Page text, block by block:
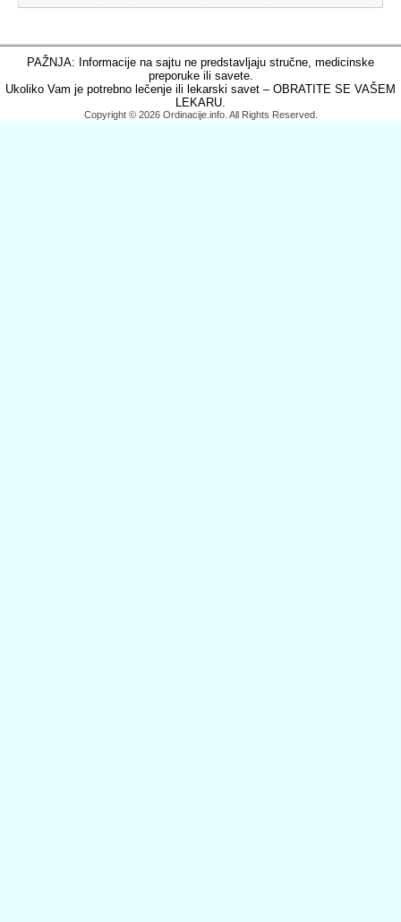
PAŽNJA: Informacije na sajtu ne predstavljaju stručne, medicinske
preporuke ili savete.
Ukoliko Vam je potrebno lečenje ili lekarski savet – OBRATITE SE VAŠEM
LEKARU.
Copyright © 2026 Ordinacije.info. All Rights Reserved.